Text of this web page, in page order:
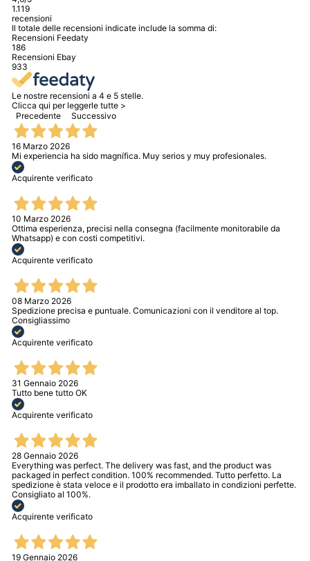
1.119
recensioni
Il totale delle recensioni indicate include la somma di:
Recensioni Feedaty
186
Recensioni Ebay
933
Le nostre recensioni a 4 e 5 stelle.
Clicca qui per leggerle tutte >
Precedente
Successivo
16 Marzo 2026
Mi experiencia ha sido magnífica. Muy serios y muy profesionales.
Acquirente verificato
10 Marzo 2026
Ottima esperienza, precisi nella consegna (facilmente monitorabile da
Whatsapp) e con costi competitivi.
Acquirente verificato
08 Marzo 2026
Spedizione precisa e puntuale. Comunicazioni con il venditore al top.
Consigliassimo
Acquirente verificato
31 Gennaio 2026
Tutto bene tutto OK
Acquirente verificato
28 Gennaio 2026
Everything was perfect. The delivery was fast, and the product was
packaged in perfect condition. 100% recommended. Tutto perfetto. La
spedizione è stata veloce e il prodotto era imballato in condizioni perfette.
Consigliato al 100%.
Acquirente verificato
19 Gennaio 2026